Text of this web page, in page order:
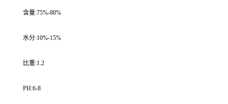
含量:75%-80%
水分:10%-15%
比重:1.2
PH:6-8